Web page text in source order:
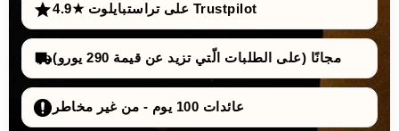
4.9★ على تراستبايلوت Trustpilot
مجانًا (على الطلبات الّتي تزيد عن قيمة 290 يورو)
عائدات 100 يوم - من غير مخاطر